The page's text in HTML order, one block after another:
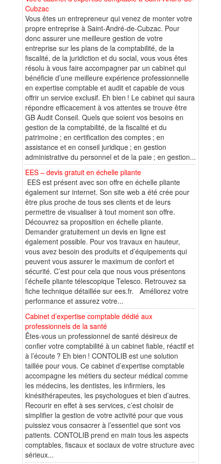
Cubzac
Vous êtes un entrepreneur qui venez de monter votre
propre entreprise à Saint-André-de-Cubzac. Pour
donc assurer une meilleure gestion de votre
entreprise sur les plans de la comptabilité, de la
fiscalité, de la juridiction et du social, vous vous êtes
résolu à vous faire accompagner par un cabinet qui
bénéficie d’une meilleure expérience professionnelle
en expertise comptable et audit et capable de vous
offrir un service exclusif. Eh bien ! Le cabinet qui saura
répondre efficacement à vos attentes se trouve être
GB Audit Conseil. Quels que soient vos besoins en
gestion de la comptabilité, de la fiscalité et du
patrimoine ; en certification des comptes ; en
assistance et en conseil juridique ; en gestion
administrative du personnel et de la paie ; en gestion...
EES – devis gratuit en échelle pliante
EES est présent avec son offre en échelle pliante
également sur internet. Son site web a été crée pour
être plus proche de tous ses clients et de leurs
permettre de visualiser à tout moment son offre.
Découvrez sa proposition en échelle pliante.
Demander gratuitement un devis en ligne est
également possible. Pour vos travaux en hauteur,
vous avez besoin des produits et d’équipements qui
peuvent vous assurer le maximum de confort et
sécurité. C’est pour cela que nous vous présentons
l’échelle pliante télescopique Telesco. Retrouvez sa
fiche technique détaillée sur ees.fr. Améliorez votre
performance et assurez votre...
Cabinet d’expertise comptable dédié aux
professionnels de la santé
Êtes-vous un professionnel de santé désireux de
confier votre comptabilité à un cabinet fiable, réactif et
à l’écoute ? Eh bien ! CONTOLIB est une solution
taillée pour vous. Ce cabinet d’expertise comptable
accompagne les métiers du secteur médical comme
les médecins, les dentistes, les infirmiers, les
kinésithérapeutes, les psychologues et bien d’autres.
Recourir en effet à ses services, c’est choisir de
simplifier la gestion de votre activité pour que vous
puissiez vous consacrer à l’essentiel que sont vos
patients. CONTOLIB prend en main tous les aspects
comptables, fiscaux et sociaux de votre structure avec
sérieux...